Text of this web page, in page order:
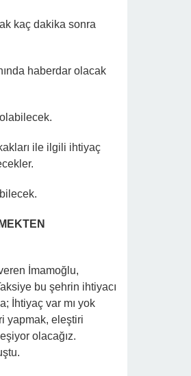
kaç dakika sonra
haberdar olacak
ile ilgili ihtiyaç
İmamoğlu,
bu şehrin ihtiyacı
İhtiyaç var mı yok
yapmak, eleştiri
olacağız.